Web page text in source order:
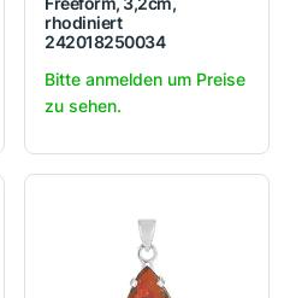
rhodiniert
242018250034
Bitte anmelden um Preise
zu sehen.